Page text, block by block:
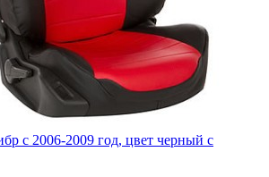
с 2006-2009 год, цвет черный с